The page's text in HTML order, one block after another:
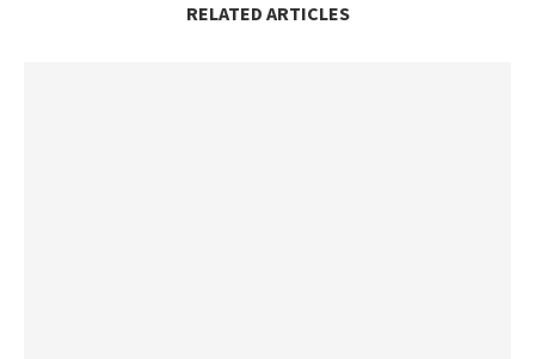
RELATED ARTICLES